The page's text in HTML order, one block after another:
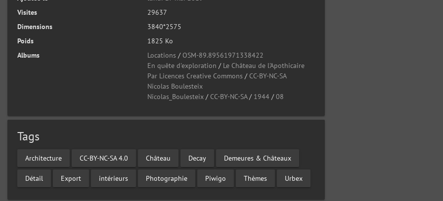
Visites
29637
Dimensions
3840*2575
Poids
1825 Ko
Albums
Locations / OSM-89.89561971338422
En quête d'exploration / Le Château de l'Apothicaire
Par Licences Creative Commons / CC-BY-NC-SA
Nicolas Boulesteix
Nicolas_Boulesteix / CC-BY-NC-SA/ 1944 /08
Tags
Architecture CC-BY-NC-SA 4.0 Château Decay Demeures & Châteaux
Détail Export intérieurs Photographie Piwigo Thèmes Urbex